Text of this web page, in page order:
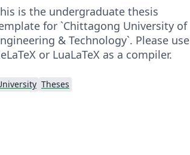
is the undergraduate thesis
for `Chittagong University of
& Technology`. Please use
or LuaLaTeX as a compiler.
Theses